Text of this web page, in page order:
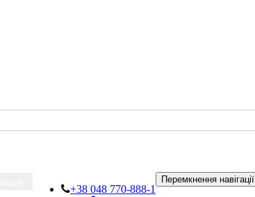
+38 048 770-888-1
Перемкнення навігації